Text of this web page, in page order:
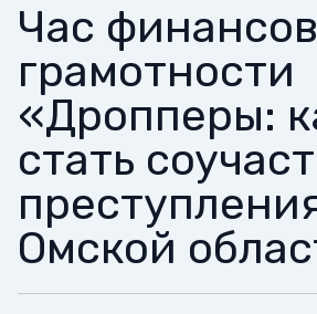
Час
грамотности
«Дропперы:
стать
Омской